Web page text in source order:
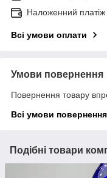
Наложенний
Всі умови оплати
Умови повернення
Повернення товару
Всі умови повернення
Подібні товари